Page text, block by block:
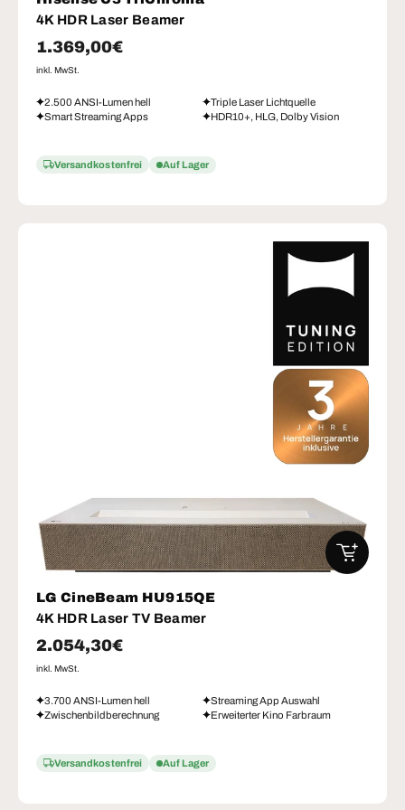
4K HDR Laser Beamer
Normaler Preis
1.369,00€
inkl. MwSt.
2.500 ANSI-Lumen hell
Triple Laser Lichtquelle
Smart Streaming Apps
HDR10+, HLG, Dolby Vision
Versandkostenfrei Auf Lager
LG CineBeam HU915QE
4K HDR Laser TV Beamer
Normaler Preis
2.054,30€
inkl. MwSt.
3.700 ANSI-Lumen hell
Streaming App Auswahl
Zwischenbildberechnung
Erweiterter Kino Farbraum
Versandkostenfrei Auf Lager
IN DEN